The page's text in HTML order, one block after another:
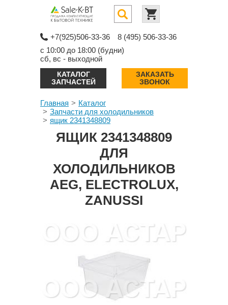
+7(925)506-33-36
8 (495) 506-33-36
с 10:00 до 18:00 (будни)
сб, вс - выходной
КАТАЛОГ
ЗАПЧАСТЕЙ
ЗАКАЗАТЬ
ЗВОНОК
Главная
Каталог
Запчасти для холодильников
ящик 2341348809
ЯЩИК 2341348809
ДЛЯ
ХОЛОДИЛЬНИКОВ
AEG, ELECTROLUX,
ZANUSSI